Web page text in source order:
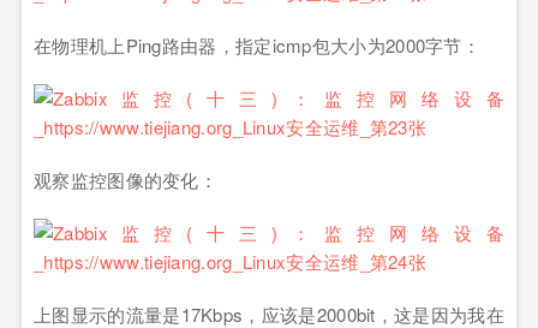
在物理机上Ping路由器，指定icmp包大小为2000字节：
观察监控图像的变化：
上图显示的流量是17Kbps，应该是2000bit，这是因为我在